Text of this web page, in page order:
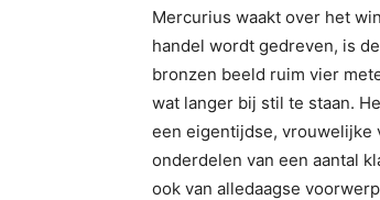
Mercurius waakt over het
handel wordt gedreven, is
bronzen beeld ruim vier
wat langer bij stil te staan.
een eigentijdse, vrouwelijke
onderdelen van een aantal
ook van alledaagse